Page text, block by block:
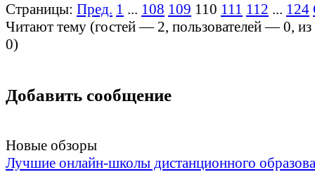
Страницы: Пред. 1 ... 108 109 110 111 112 ... 124
Читают тему (гостей — 2, пользователей —0,
0)
Добавить сообщение
Новые обзоры
Лучшие онлайн-школы дистанционного